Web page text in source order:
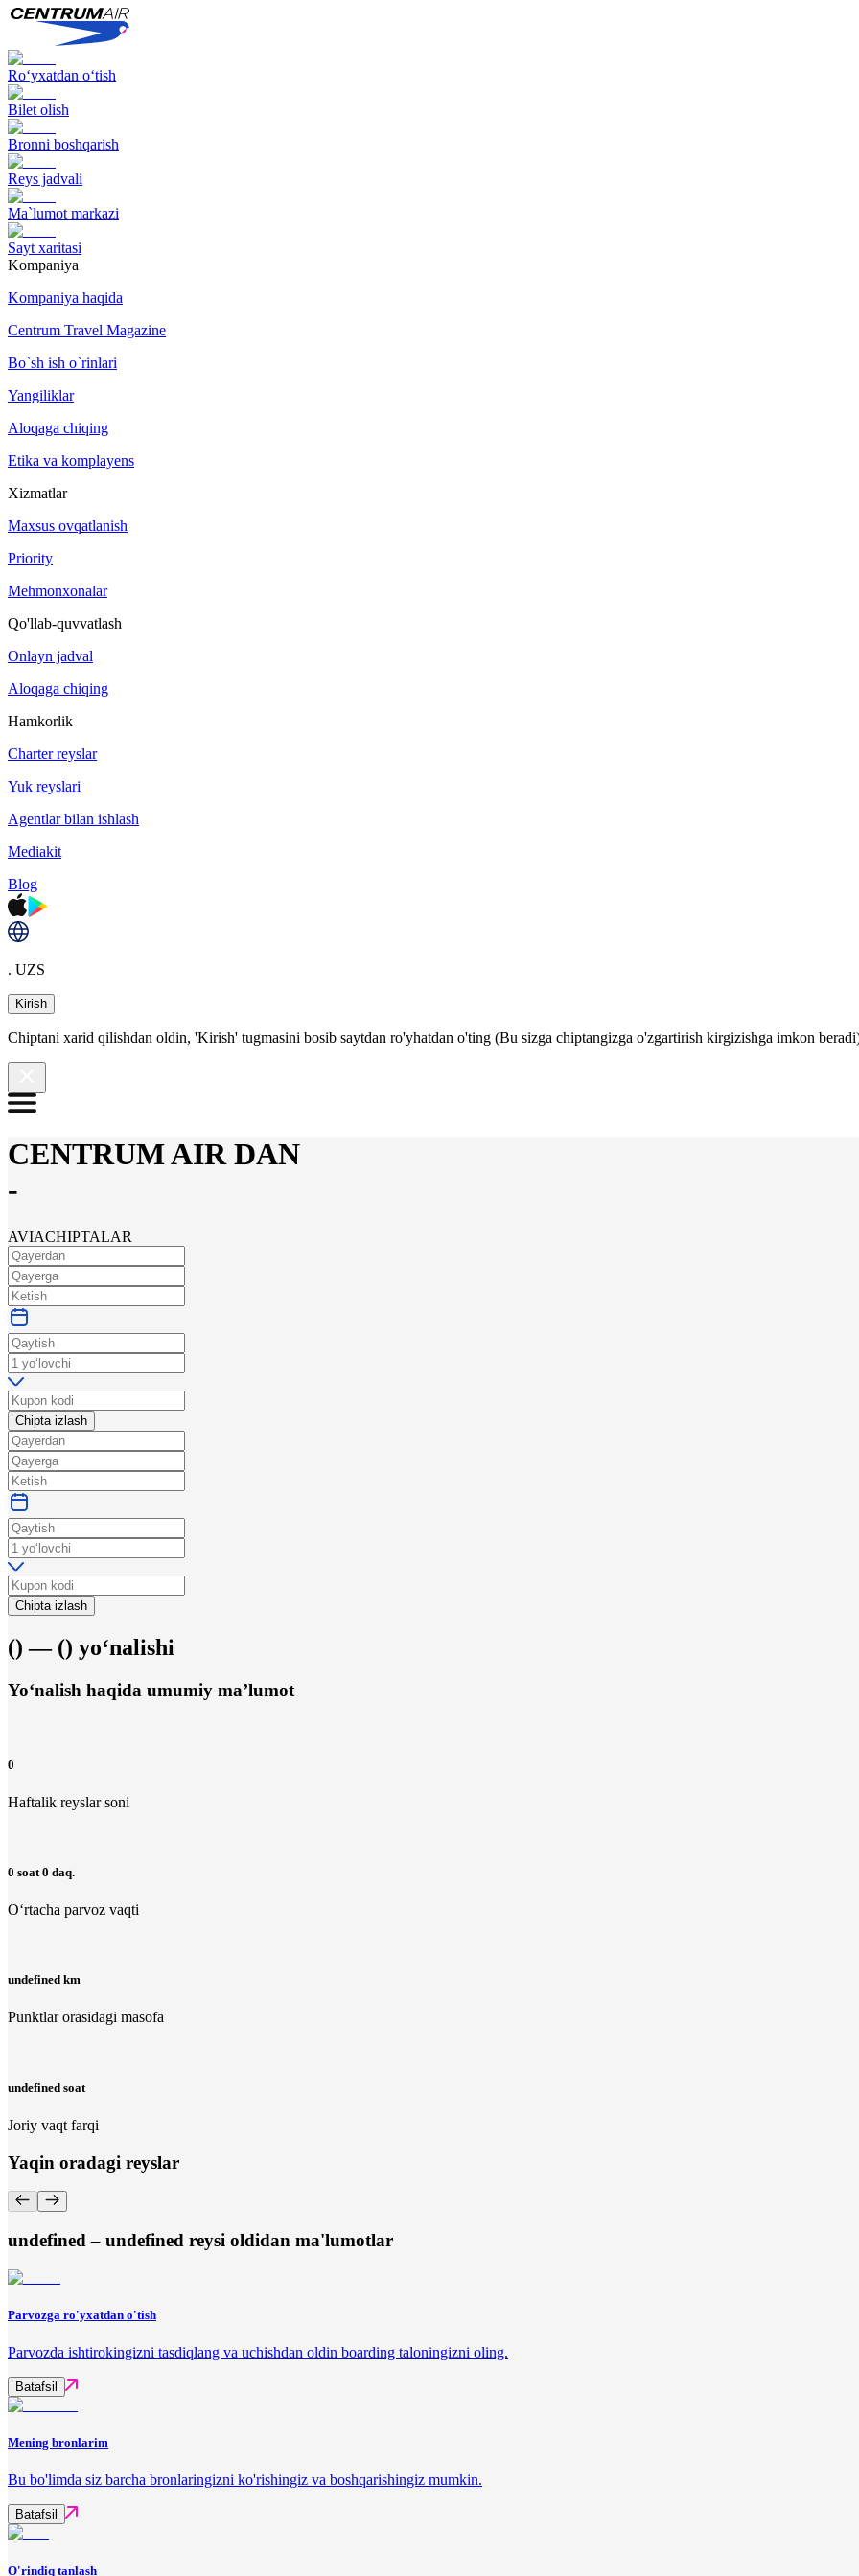
Ro‘yxatdan o‘tish
Bilet olish
Bronni boshqarish
Reys jadvali
Ma`lumot markazi
Sayt xaritasi
Kompaniya
Kompaniya haqida
Centrum Travel Magazine
Bo`sh ish o`rinlari
Yangiliklar
Aloqaga chiqing
Etika va komplayens
Xizmatlar
Maxsus ovqatlanish
Priority
Mehmonxonalar
Qo'llab-quvvatlash
Onlayn jadval
Aloqaga chiqing
Hamkorlik
Charter reyslar
Yuk reyslari
Agentlar bilan ishlash
Mediakit
Blog
. UZS
Kirish
Chiptani xarid qilishdan oldin, 'Kirish' tugmasini bosib saytdan ro'yhatdan o'ting (Bu sizga chiptangizga o'zgartirish kirgizishga imkon
CENTRUM AIR DAN
-
AVIACHIPTALAR
Chipta izlash
Chipta izlash
() — () yo‘nalishi
Yo‘nalish haqida umumiy ma’lumot
0
Haftalik reyslar soni
0 soat 0 daq.
O‘rtacha parvoz vaqti
undefined km
Punktlar orasidagi masofa
undefined soat
Joriy vaqt farqi
Yaqin oradagi reyslar
undefined – undefined reysi oldidan ma'lumotlar
Parvozga ro'yxatdan o'tish
Parvozda ishtirokingizni tasdiqlang va uchishdan oldin boarding taloningizni oling.
Batafsil
Mening bronlarim
Bu bo'limda siz barcha bronlaringizni ko'rishingiz va boshqarishingiz mumkin.
Batafsil
O'rindiq tanlash